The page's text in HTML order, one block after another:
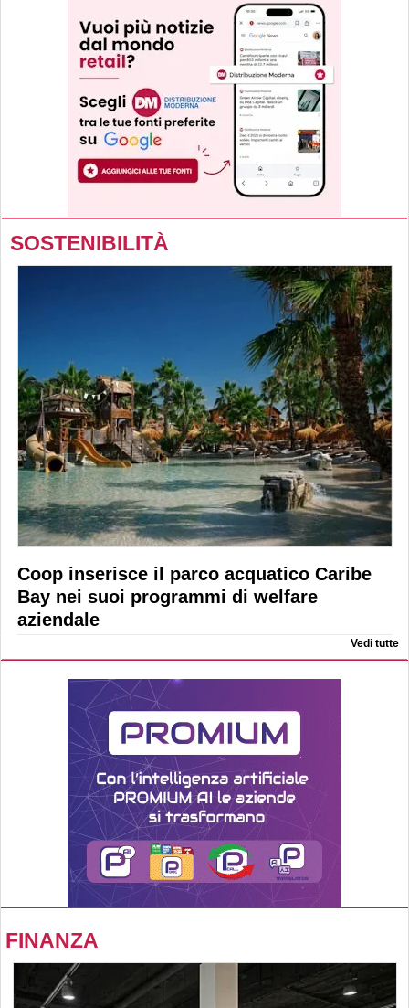
SOSTENIBILITÀ
Coop inserisce il parco acquatico Caribe
Bay nei suoi programmi di welfare
aziendale
Vedi tutte
FINANZA